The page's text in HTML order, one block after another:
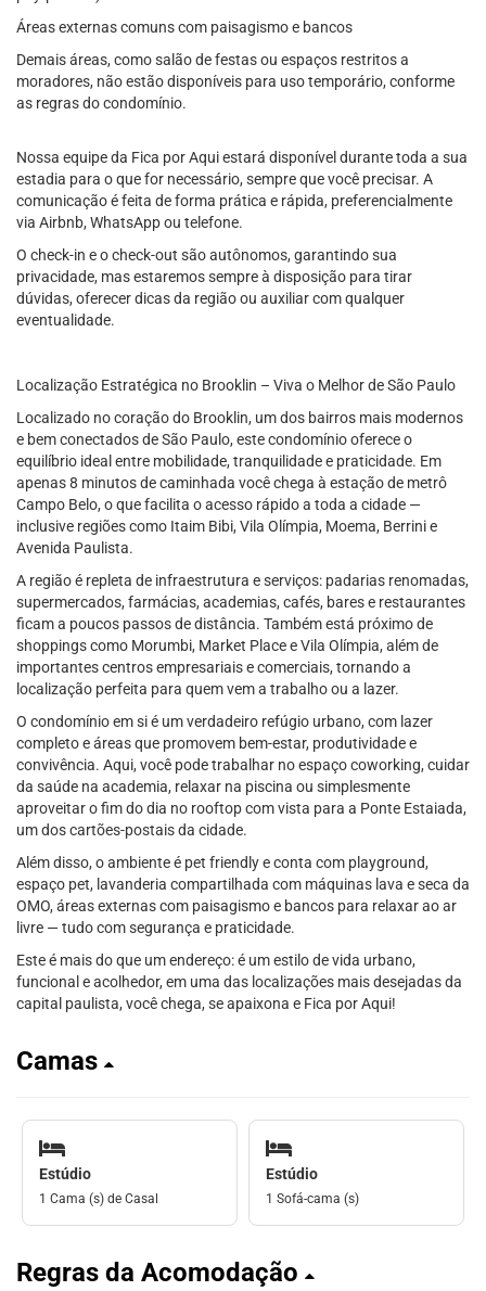
Áreas externas comuns com paisagismo e bancos
Demais áreas, como salão de festas ou espaços restritos a
moradores, não estão disponíveis para uso temporário, conforme
as regras do condomínio.
Nossa equipe da Fica por Aqui estará disponível durante toda a sua
estadia para o que for necessário, sempre que você precisar. A
comunicação é feita de forma prática e rápida, preferencialmente
via Airbnb, WhatsApp ou telefone.
O check-in e o check-out são autônomos, garantindo sua
privacidade, mas estaremos sempre à disposição para tirar
dúvidas, oferecer dicas da região ou auxiliar com qualquer
eventualidade.
Localização Estratégica no Brooklin – Viva o Melhor de São Paulo
Localizado no coração do Brooklin, um dos bairros mais modernos
e bem conectados de São Paulo, este condomínio oferece o
equilíbrio ideal entre mobilidade, tranquilidade e praticidade. Em
apenas 8 minutos de caminhada você chega à estação de metrô
Campo Belo, o que facilita o acesso rápido a toda a cidade —
inclusive regiões como Itaim Bibi, Vila Olímpia, Moema, Berrini e
Avenida Paulista.
A região é repleta de infraestrutura e serviços: padarias renomadas,
supermercados, farmácias, academias, cafés, bares e restaurantes
ficam a poucos passos de distância. Também está próximo de
shoppings como Morumbi, Market Place e Vila Olímpia, além de
importantes centros empresariais e comerciais, tornando a
localização perfeita para quem vem a trabalho ou a lazer.
O condomínio em si é um verdadeiro refúgio urbano, com lazer
completo e áreas que promovem bem-estar, produtividade e
convivência. Aqui, você pode trabalhar no espaço coworking, cuidar
da saúde na academia, relaxar na piscina ou simplesmente
aproveitar o fim do dia no rooftop com vista para a Ponte Estaiada,
um dos cartões-postais da cidade.
Além disso, o ambiente é pet friendly e conta com playground,
espaço pet, lavanderia compartilhada com máquinas lava e seca da
OMO, áreas externas com paisagismo e bancos para relaxar ao ar
livre — tudo com segurança e praticidade.
Este é mais do que um endereço: é um estilo de vida urbano,
funcional e acolhedor, em uma das localizações mais desejadas da
capital paulista, você chega, se apaixona e Fica por Aqui!
Camas
Estúdio
1 Cama (s) de Casal
Estúdio
1 Sofá-cama (s)
Regras da Acomodação